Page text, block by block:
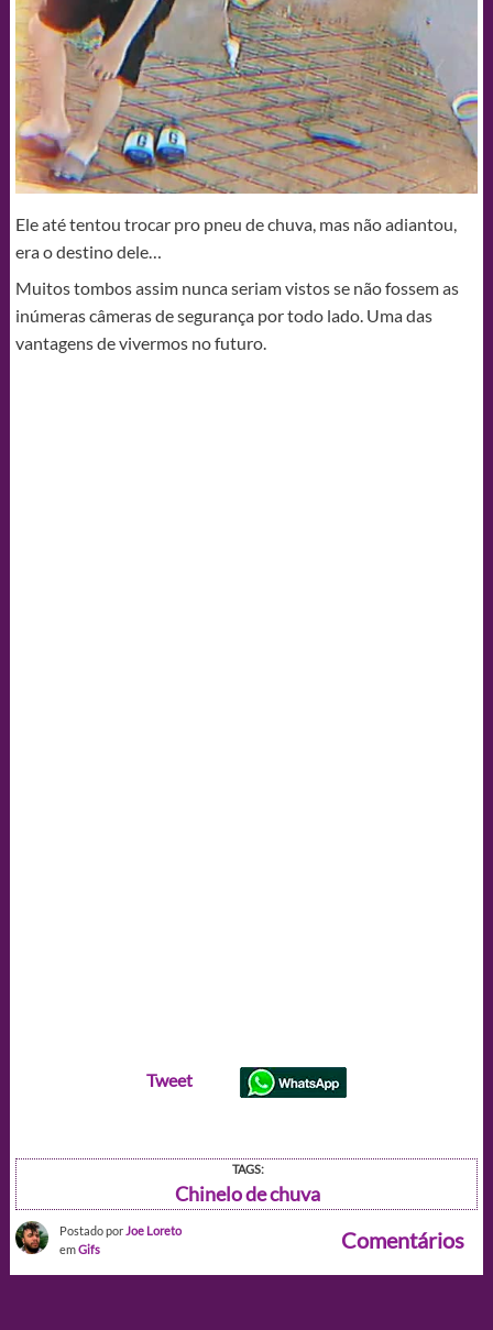
Ele até tentou trocar pro pneu de chuva, mas não adiantou,
era o destino dele…
Muitos tombos assim nunca seriam vistos se não fossem as
inúmeras câmeras de segurança por todo lado. Uma das
vantagens de vivermos no futuro.
Tweet
TAGS:
Chinelo de chuva
Postado por Joe Loreto
emGifs Comentários